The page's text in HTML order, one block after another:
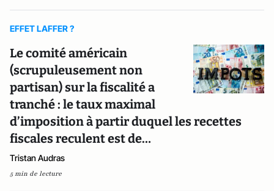
EFFET LAFFER ?
Le comité américain
(scrupuleusement non
partisan) sur la fiscalité a
tranché : le taux maximal
d’imposition à partir duquel les recettes
fiscales reculent est de…
Tristan Audras
5 min de lecture